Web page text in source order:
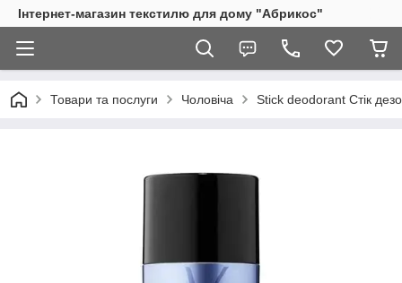
Інтернет-магазин текстилю для дому "Абрикос"
Товари та послуги Чоловіча Stick deodorant Стік